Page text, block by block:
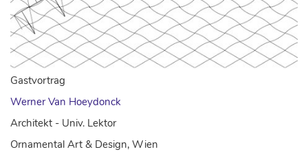
Gastvortrag
Werner Van Hoeydonck
Architekt - Univ. Lektor
Ornamental Art & Design, Wien